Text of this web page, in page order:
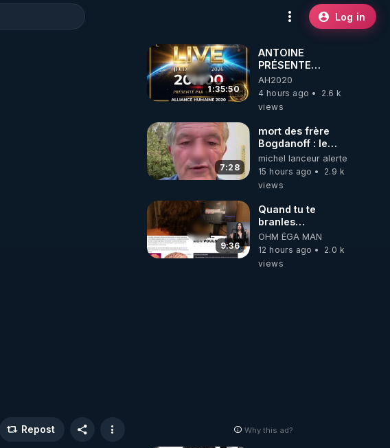
Log in
Repost
1:35:50
ANTOINE
PRÉSENTE
AH2020 LE LIVE
20H ***DU
06/08/2026***
AH2020
4 hours ago
2.6 k
views
7:28
mort des frère
Bogdanoff : le
mensonge d état
michel lanceur alerte
15 hours ago
2.9 k
views
9:36
Quand tu te
branles
bonhomme tu
émets des ondes
ils ont juste omis
OHM ÉGA MAN
12 hours ago
2.0 k
views
Why this ad?